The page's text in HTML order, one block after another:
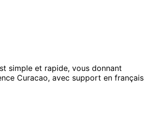
simple et rapide, vous donnant
Curacao, avec support en français